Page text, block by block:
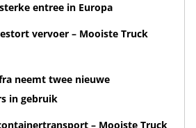
entree in Europa
vervoer – Mooiste Truck
neemt twee nieuwe
in gebruik
– Mooiste Truck